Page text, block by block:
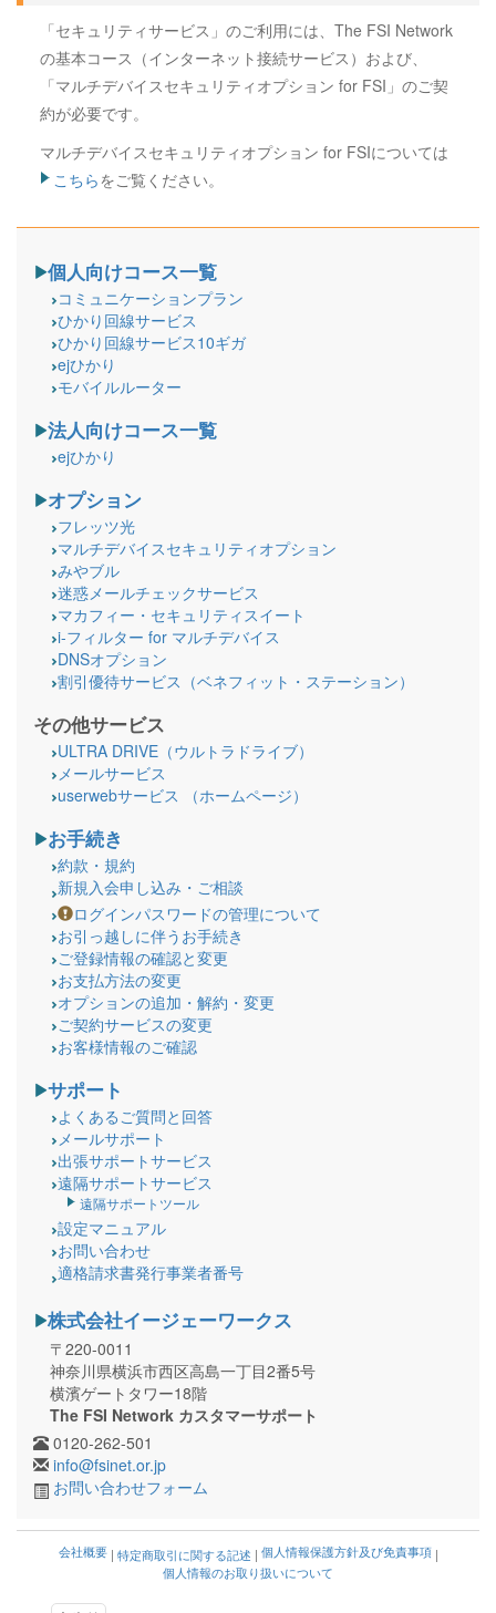
「セキュリティサービス」のご利用には、The FSI Network
の基本コース（インターネット接続サービス）および、
「マルチデバイスセキュリティオプション for FSI」のご契
約が必要です。
マルチデバイスセキュリティオプション for FSIについては
こちらをご覧ください。
個人向けコース一覧
コミュニケーションプラン
ひかり回線サービス
ひかり回線サービス10ギガ
ejひかり
モバイルルーター
法人向けコース一覧
ejひかり
オプション
フレッツ光
マルチデバイスセキュリティオプション
みやブル
迷惑メールチェックサービス
マカフィー・セキュリティスイート
i-フィルター for マルチデバイス
DNSオプション
割引優待サービス（ベネフィット・ステーション）
その他サービス
ULTRA DRIVE（ウルトラドライブ）
メールサービス
userwebサービス （ホームページ）
お手続き
約款・規約
新規入会申し込み・ご相談
ログインパスワードの管理について
お引っ越しに伴うお手続き
ご登録情報の確認と変更
お支払方法の変更
オプションの追加・解約・変更
ご契約サービスの変更
お客様情報のご確認
サポート
よくあるご質問と回答
メールサポート
出張サポートサービス
遠隔サポートサービス
遠隔サポートツール
設定マニュアル
お問い合わせ
適格請求書発行事業者番号
株式会社イージェーワークス
〒220-0011
神奈川県横浜市西区高島一丁目2番5号
横濱ゲートタワー18階
The FSI Network カスタマーサポート
0120-262-501
info@fsinet.or.jp
お問い合わせフォーム
会社概要| 特定商取引に関する記述 | 個人情報保護方針及び免責事項|
個人情報のお取り扱いについて